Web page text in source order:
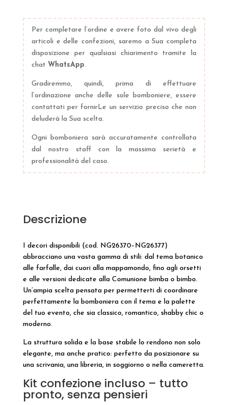
Per completare l’ordine e avere foto dal vivo degli
articoli e delle confezioni, saremo a Sua completa
disposizione per qualsiasi chiarimento tramite la
chat WhatsApp.
Gradiremmo, quindi, prima di effettuare
l’ordinazione anche delle sole bomboniere, essere
contattati per fornirLe un servizio preciso che non
deluderà la Sua scelta.
Ogni bomboniera sarà accuratamente controllata
dal nostro staff con la massima serietà e
professionalità del caso.
Descrizione
I decori disponibili (cod. NG26370–NG26377)
abbracciano una vasta gamma di stili: dal tema botanico
alle farfalle, dai cuori alla mappamondo, fino agli orsetti
e alle versioni dedicate alla Comunione bimba o bimbo.
Un’ampia scelta pensata per permetterti di coordinare
perfettamente la bomboniera con il tema e la palette
del tuo evento, che sia classico, romantico, shabby chic o
moderno.
La struttura solida e la base stabile lo rendono non solo
elegante, ma anche pratico: perfetto da posizionare su
una scrivania, una libreria, in soggiorno o nella cameretta.
Kit confezione incluso – tutto
pronto, senza pensieri